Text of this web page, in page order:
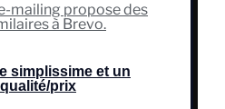
mailing propose des
à Brevo.
simplissime et un
prix